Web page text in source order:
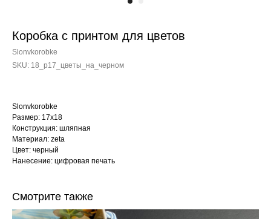
Коробка с принтом для цветов
Slonvkorobke
SKU: 18_p17_цветы_на_черном
Slonvkorobke
Размер: 17х18
Конструкция: шляпная
Материал: zeta
Цвет: черный
Нанесение: цифровая печать
Смотрите также